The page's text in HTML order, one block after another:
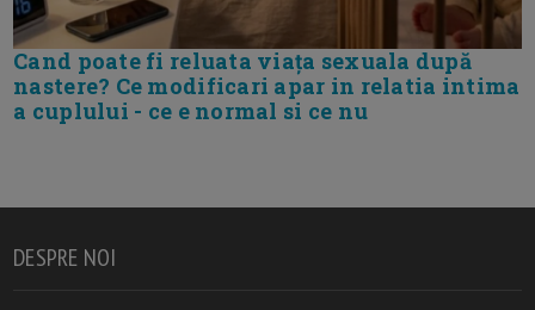
Cand poate fi reluata viața sexuala după
nastere? Ce modificari apar in relatia intima
a cuplului - ce e normal si ce nu
DESPRE NOI